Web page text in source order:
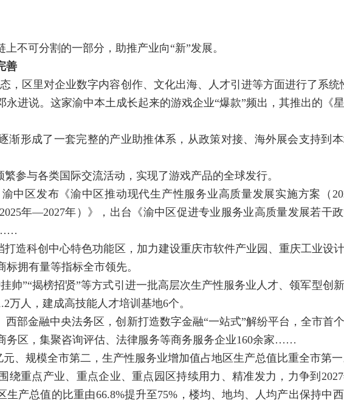
不可分割的一部分，助推产业向“新”发展。
善
，区里对企业数字内容创作、文化出海、人才引进等方面进行了系统
进说。这家渝中本土成长起来的游戏企业“爆款”频出，其推出的《
渐形成了一套完整的产业助推体系，从政策对接、海外展会支持到
参与各类国际交流活动，实现了游戏产品的全球发行。
中区发布《渝中区推动现代生产性服务业高质量发展实施方案（
年—2027年）》，出台《渝中区促进专业服务业高质量发展若干
……
打造科创中心特色功能区，加力建设重庆市软件产业园、重庆工业设
拥有量等指标全市领先。
帅”“揭榜招贤”等方式引进一批高层次生产性服务业人才、领军型创
万人，建成高技能人才培训基地6个。
部金融中央法务区，创新打造数字金融“一站式”解纷平台，全市首
务区，集聚咨询评估、法律服务等商务服务企业160余家……
、规模全市第二，生产性服务业增加值占地区生产总值比重全市第一
绕重点产业、重点企业、重点园区持续用力、精准发力，力争到
生产总值的比重由66.8%提升至75%，楼均、地均、人均产出保持中